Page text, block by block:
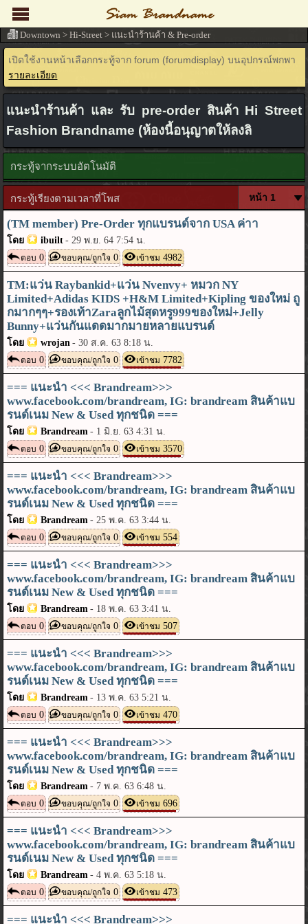
เปิดใช้งานหน้าเลือกกระทู้จาก forum (forumdisplay) บนอุปกรณ์พกพา
รายละเอียด
แนะนำร้านค้า และ รับ pre-order สินค้า Hi Street
Fashion Brandname (ห้องนี้อนุญาตให้ลงลิ
กระทู้จากระบบอัตโนมัติ
กระทู้เรียงตามเวลาที่โพส
(TM member) Pre-Order ทุกแบรนด์จาก USA ค่าา
โดย ibuilt -29 พ.ย. 64 7:54 น.
ตอบ 0 ขอบคุณ/ถูกใจ 0 เข้าชม 4982
TM:แว่น Raybankid+แว่น Nvenvy+ หมวก NY
Limited+Adidas KIDS +H&M Limited+Kipling ของใหม่ ถู
กมากๆๆ+รองเท้าZaraลูกไม้สุดหรู999ของใหม่+Jelly
Bunny+แว่นกันแดดมากมายหลายแบรนด์
โดย wrojan -30 ส.ค. 63 8:18 น.
ตอบ 0 ขอบคุณ/ถูกใจ 0 เข้าชม 7782
=== แนะนำ <<< Brandream>>>
www.facebook.com/brandream, IG: brandream สินค้าแบ
รนด์เนม New & Used ทุกชนิด ===
โดย Brandream - 1 มิ.ย. 63 4:31 น.
ตอบ 0 ขอบคุณ/ถูกใจ 0 เข้าชม 3570
=== แนะนำ <<< Brandream>>>
www.facebook.com/brandream, IG: brandream สินค้าแบ
รนด์เนม New & Used ทุกชนิด ===
โดย Brandream -25 พ.ค. 63 3:44 น.
ตอบ 0 ขอบคุณ/ถูกใจ 0 เข้าชม 554
=== แนะนำ <<< Brandream>>>
www.facebook.com/brandream, IG: brandream สินค้าแบ
รนด์เนม New & Used ทุกชนิด ===
โดย Brandream - 18 พ.ค. 63 3:41 น.
ตอบ 0 ขอบคุณ/ถูกใจ 0 เข้าชม 507
=== แนะนำ <<< Brandream>>>
www.facebook.com/brandream, IG: brandream สินค้าแบ
รนด์เนม New & Used ทุกชนิด ===
โดย Brandream - 13 พ.ค. 63 5:21 น.
ตอบ 0 ขอบคุณ/ถูกใจ 0 เข้าชม 470
=== แนะนำ <<< Brandream>>>
www.facebook.com/brandream, IG: brandream สินค้าแบ
รนด์เนม New & Used ทุกชนิด ===
โดย Brandream - 7 พ.ค. 63 6:48 น.
ตอบ 0 ขอบคุณ/ถูกใจ 0 เข้าชม 696
=== แนะนำ <<< Brandream>>>
www.facebook.com/brandream, IG: brandream สินค้าแบ
รนด์เนม New & Used ทุกชนิด ===
โดย Brandream -4 พ.ค. 63 5:18 น.
ตอบ 0 ขอบคุณ/ถูกใจ 0 เข้าชม 473
=== แนะนำ <<< Brandream>>>
Downtown > Hi-Street > แนะนำร้านค้า & Pre-order